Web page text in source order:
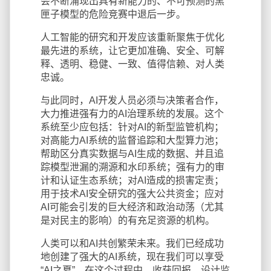
匣子模型的危险竞赛中退后一步。
人工智能的研究和开发应该重新聚焦于优化
最先进的系统，让它更加准确、安全、可解
释、透明、稳健、一致、值得信赖、对人类
忠诚。
与此同时，AI开发人员必须与决策者合作，
大力推进强有力的AI治理系统的发展。这个
系统至少应包括：针对AI的新型监管机构；
对高能力AI系统的监督追踪和大型算力池；
帮助区分真实数据与AI生成的数据、并且追
踪模型泄漏的溯源和水印系统；强有力的审
计和认证生态系统；对AI造成的损害定责；
用于技术AI安全研究的强大公共资金；应对
AI可能会引发的巨大经济和政治动荡（尤其
是对民主的影响）的有充足资源的机构。
人类可以和AI共创繁荣未来。我们已经成功
地创建了强大的AI系统，现在我们可以享受